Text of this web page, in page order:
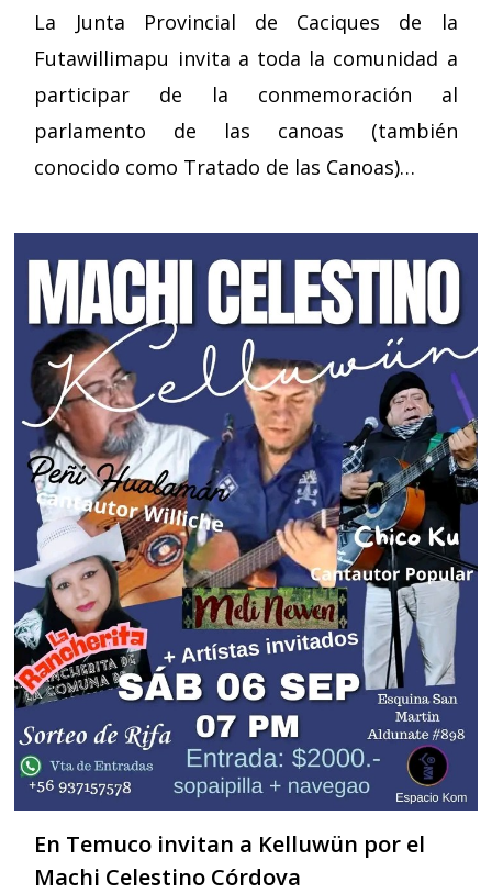
La Junta Provincial de Caciques de la
Futawillimapu invita a toda la comunidad a
participar de la conmemoración al
parlamento de las canoas (también
conocido como Tratado de las Canoas)…
En Temuco invitan a Kelluwün por el
Machi Celestino Córdova